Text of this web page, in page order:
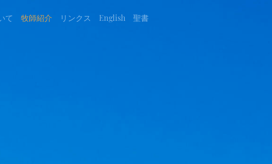
て 牧師紹介 リンクス English 聖書